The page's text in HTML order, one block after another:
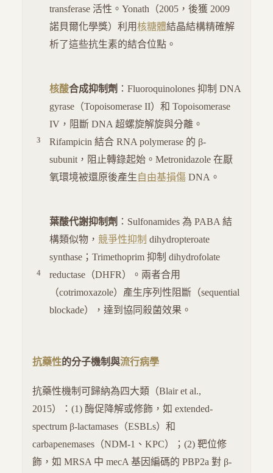
transferase 活性。Yonath（2005，後獲 2009
諾貝爾化學獎）利用核糖體結晶結構精確解
析了這些抗生素的結合位點。
核酸合成抑制劑 ：Fluoroquinolones 抑制 DNA
gyrase（Topoisomerase II）和 Topoisomerase
IV，阻斷 DNA 超螺旋解旋與分離。
Rifampicin 結合 RNA polymerase 的 β-
subunit，阻止轉錄起始。Metronidazole 在厭
氧環境被還原後產生自由基損傷 DNA。
葉酸代謝抑制劑 ：Sulfonamides 為 PABA 結
構類似物， 競爭性抑制 dihydropteroate
synthase；Trimethoprim 抑制 dihydrofolate
reductase（DHFR）。兩者合用
（cotrimoxazole）產生序列性阻斷（sequential
blockade），達到協同殺菌效果。
抗藥性的分子機制與流行病學
抗藥性機制可歸納為四大類（Blair et al.,
2015）：(1) 酶促降解或修飾，如 extended-
spectrum β-lactamases（ESBLs）和
carbapenemases（NDM-1、KPC）；(2) 靶位修
飾，如 MRSA 中 mecA 基因編碼的 PBP2a 對 β-